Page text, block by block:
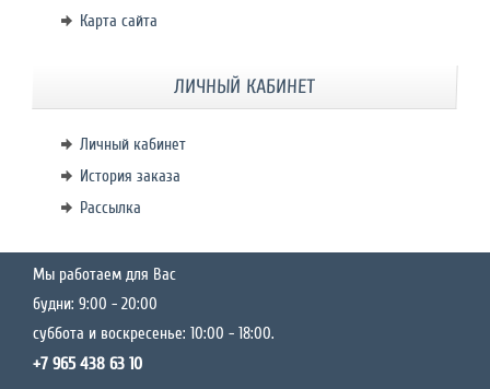
Карта сайта
ЛИЧНЫЙ КАБИНЕТ
Личный кабинет
История заказа
Рассылка
Мы работаем для Вас
будни: 9:00 - 20:00
суббота и воскресенье: 10:00 - 18:00.
+7 965 438 63 10